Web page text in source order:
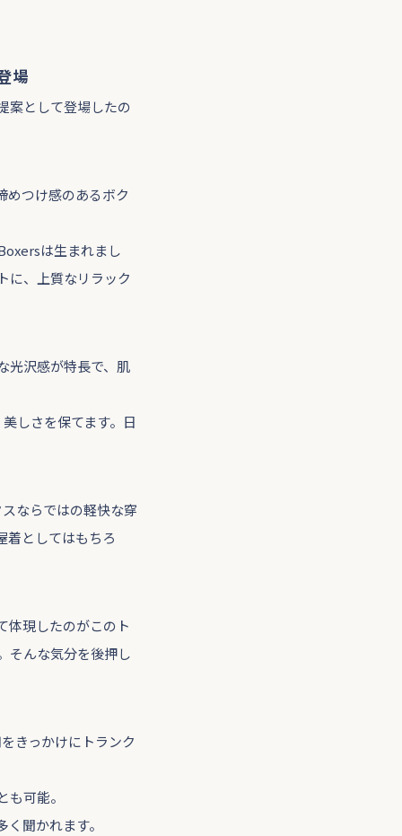
場
案として登場したの
めつけ感のあるボク
は生まれまし
に、上質なリラック
光沢感が特長で、肌
しさを保てます。日
ならではの軽快な穿
着としてはもちろ
体現したのがこのト
そんな気分を後押し
きっかけにトランク
可能。
聞かれます。